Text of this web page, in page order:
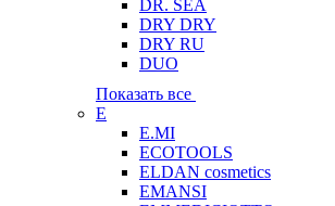
DR. SEA
DRY DRY
DRY RU
DUO
Показать все
E
E.MI
ECOTOOLS
ELDAN cosmetics
EMANSI